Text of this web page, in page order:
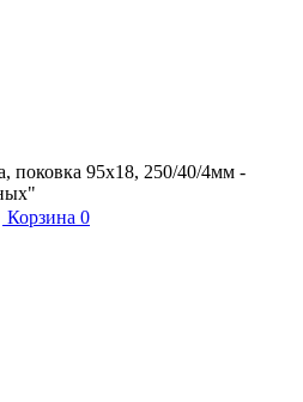
поковка 95х18, 250/40/4мм -
Корзина 0